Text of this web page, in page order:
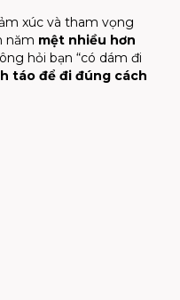
xúc và tham vọng
năm mệt nhiều hơn
hỏi bạn “có dám đi
táo để đi đúng cách